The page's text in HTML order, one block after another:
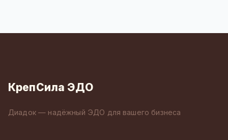
КрепСила ЭДО
Диадок — надёжный ЭДО для вашего бизнеса